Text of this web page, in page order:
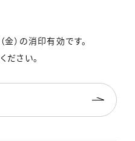
）の消印有効です。
ださい。